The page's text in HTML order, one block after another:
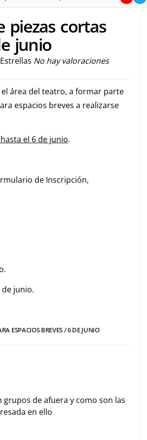
piezas cortas
junio
No hay valoraciones
área del teatro, a formar parte
espacios breves a realizarse
hasta el 6 de junio.
de Inscripción,
junio.
ESPACIOS BREVES / 6 DE JUNIO
de afuera y como son las
en ello